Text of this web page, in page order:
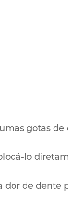
gotas de
lo
dor de dente